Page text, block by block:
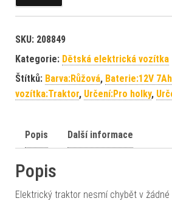
SKU: 208849
Kategorie: Dětská elektrická vozítka
Štítků: Barva:Růžová, Baterie:12V 7Ah
vozítka:Traktor, Určení:Pro holky,
Popis Další informace
Popis
Elektrický traktor nesmí chybět v žádné